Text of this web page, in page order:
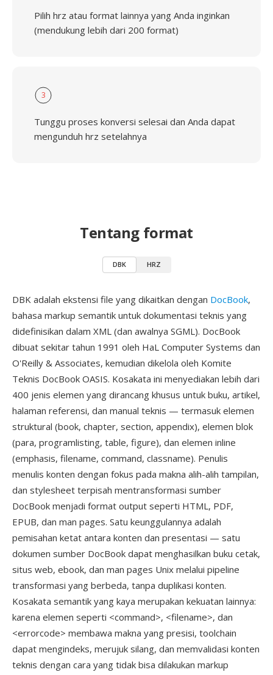
Pilih hrz atau format lainnya yang Anda inginkan
(mendukung lebih dari 200 format)
3
Tunggu proses konversi selesai dan Anda dapat
mengunduh hrz setelahnya
Tentang format
DBK HRZ
DBK adalah ekstensi file yang dikaitkan dengan DocBook,
bahasa markup semantik untuk dokumentasi teknis yang
didefinisikan dalam XML (dan awalnya SGML). DocBook
dibuat sekitar tahun 1991 oleh HaL Computer Systems dan
O'Reilly & Associates, kemudian dikelola oleh Komite
Teknis DocBook OASIS. Kosakata ini menyediakan lebih dari
400 jenis elemen yang dirancang khusus untuk buku, artikel,
halaman referensi, dan manual teknis — termasuk elemen
struktural (book, chapter, section, appendix), elemen blok
(para, programlisting, table, figure), dan elemen inline
(emphasis, filename, command, classname). Penulis
menulis konten dengan fokus pada makna alih-alih tampilan,
dan stylesheet terpisah mentransformasi sumber
DocBook menjadi format output seperti HTML, PDF,
EPUB, dan man pages. Satu keunggulannya adalah
pemisahan ketat antara konten dan presentasi — satu
dokumen sumber DocBook dapat menghasilkan buku cetak,
situs web, ebook, dan man pages Unix melalui pipeline
transformasi yang berbeda, tanpa duplikasi konten.
Kosakata semantik yang kaya merupakan kekuatan lainnya:
karena elemen seperti <command>, <filename>, dan
<errorcode> membawa makna yang presisi, toolchain
dapat mengindeks, merujuk silang, dan memvalidasi konten
teknis dengan cara yang tidak bisa dilakukan markup